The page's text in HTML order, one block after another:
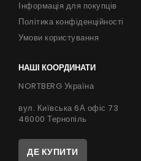
Інформація для покупців
Політика конфіденційності
Умови користування
НАШІ КООРДИНАТИ
NORTBERG Україна
вул. Київська 6А офіс 73
46000 Тернопіль
ДЕ КУПИТИ